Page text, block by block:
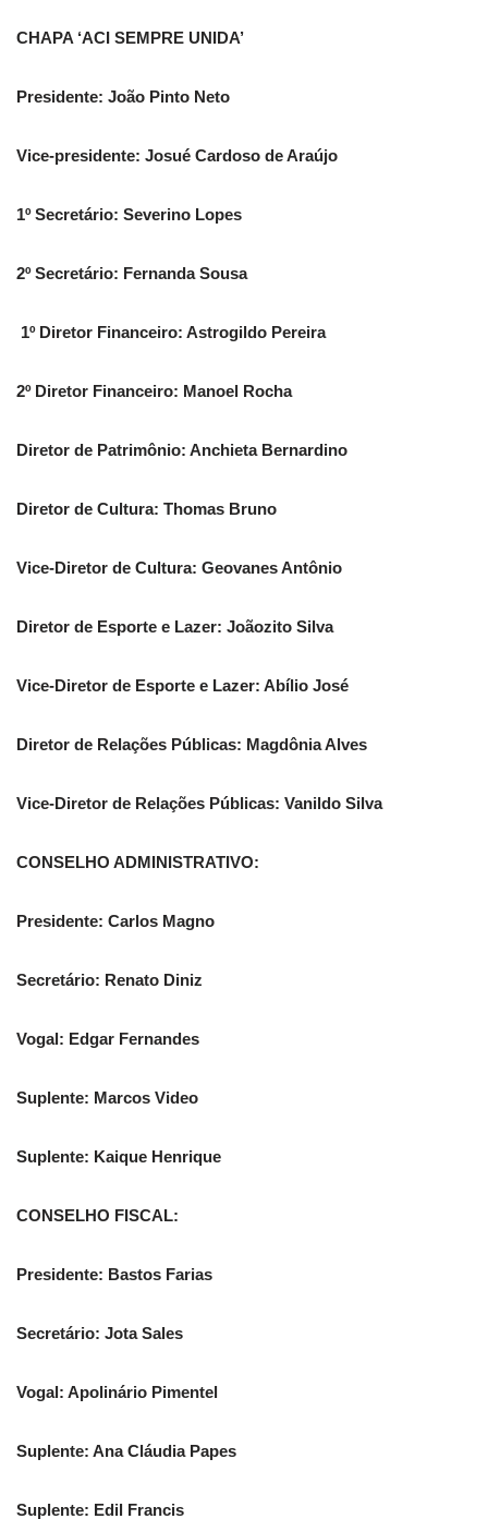
CHAPA ‘ACI SEMPRE UNIDA’
Presidente: João Pinto Neto
Vice-presidente: Josué Cardoso de Araújo
1º Secretário: Severino Lopes
2º Secretário: Fernanda Sousa
1º Diretor Financeiro: Astrogildo Pereira
2º Diretor Financeiro: Manoel Rocha
Diretor de Patrimônio: Anchieta Bernardino
Diretor de Cultura: Thomas Bruno
Vice-Diretor de Cultura: Geovanes Antônio
Diretor de Esporte e Lazer: Joãozito Silva
Vice-Diretor de Esporte e Lazer: Abílio José
Diretor de Relações Públicas: Magdônia Alves
Vice-Diretor de Relações Públicas: Vanildo Silva
CONSELHO ADMINISTRATIVO:
Presidente: Carlos Magno
Secretário: Renato Diniz
Vogal: Edgar Fernandes
Suplente: Marcos Video
Suplente: Kaique Henrique
CONSELHO FISCAL:
Presidente: Bastos Farias
Secretário: Jota Sales
Vogal: Apolinário Pimentel
Suplente: Ana Cláudia Papes
Suplente: Edil Francis